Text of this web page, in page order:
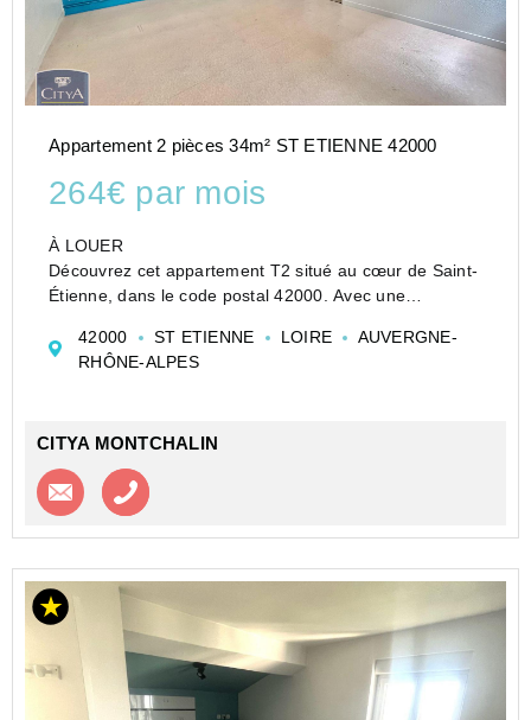
Appartement 2 pièces 34m² ST ETIENNE 42000
264€ par mois
À LOUER
Découvrez cet appartement T2 situé au cœur de Saint-
Étienne, dans le code postal 42000. Avec une
une personne seule ou un couple à la recherche d'un
cadre de vie agréable et fonctionnel.
42000 ST ETIENNE LOIRE
AUVERGNE-
RHÔNE-ALPES
CITYA MONTCHALIN
Contacter l'agence